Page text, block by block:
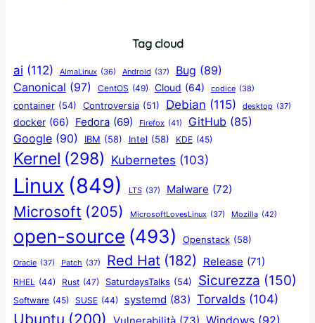
Tag cloud
ai (112) AlmaLinux (36) Android (37) Bug (89)
Canonical (97) CentOS (49) Cloud (64) codice (38)
container (54) Controversia (51) Debian (115) desktop (37)
docker (66) Fedora (69) Firefox (41) GitHub (85)
Google (90) IBM (58) Intel (58) KDE (45)
Kernel (298) Kubernetes (103)
Linux (849) LTS (37) Malware (72)
Microsoft (205) MicrosoftLovesLinux (37) Mozilla (42)
open-source (493) Openstack (58)
Oracle (37) Patch (37) Red Hat (182) Release (71)
RHEL (44) Rust (47) SaturdaysTalks (54) Sicurezza (150)
Software (45) SUSE (44) systemd (83) Torvalds (104)
Ubuntu (200) Windows (92)